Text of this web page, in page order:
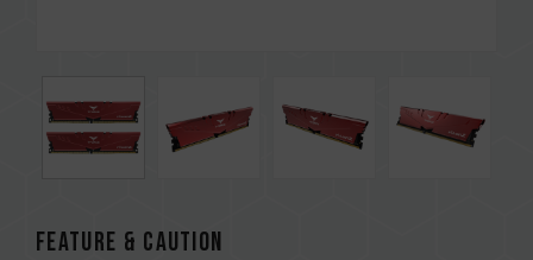
FEATURE & CAUTION